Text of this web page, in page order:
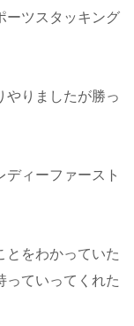
ーツスタッキング
やりましたが勝っ
ィーファースト
とをわかっていた
っていってくれた